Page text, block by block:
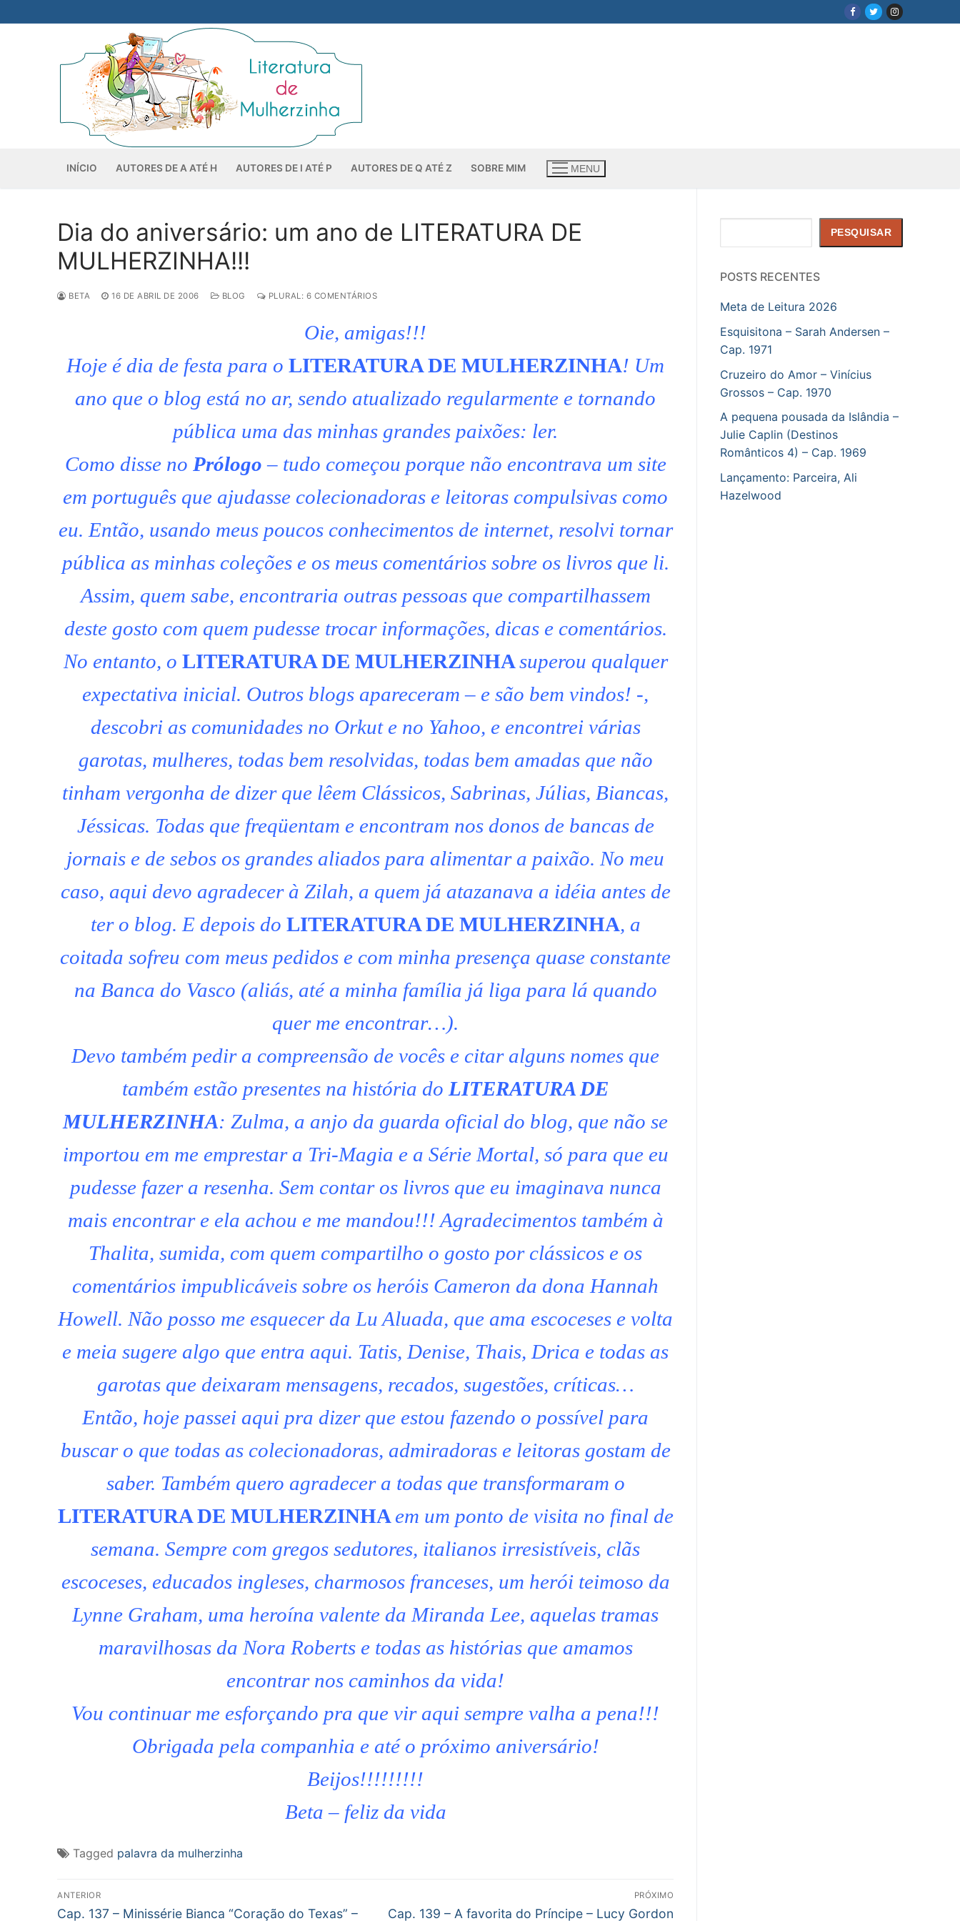
para
INÍCIO AUTORES DE A ATÉ H AUTORES DE I ATÉ P AUTORES DE Q ATÉ Z SOBRE MIM MENU
Dia do aniversário: um ano de LITERATURA DE
MULHERZINHA!!!
BETA 16 DE ABRIL DE 2006 BLOG PLURAL: 6 COMENTÁRIOS
Oie, amigas!!!
Hoje é dia de festa para o LITERATURA DE MULHERZINHA! Um
ano que o blog está no ar, sendo atualizado regularmente e tornando
pública uma das minhas grandes paixões: ler.
Como disse no Prólogo – tudo começou porque não encontrava um site
em português que ajudasse colecionadoras e leitoras compulsivas como
eu. Então, usando meus poucos conhecimentos de internet, resolvi tornar
pública as minhas coleções e os meus comentários sobre os livros que li.
Assim, quem sabe, encontraria outras pessoas que compartilhassem
deste gosto com quem pudesse trocar informações, dicas e comentários.
No entanto, o LITERATURA DE MULHERZINHAsuperou qualquer
expectativa inicial. Outros blogs apareceram – e são bem vindos! -,
descobri as comunidades no Orkut e no Yahoo, e encontrei várias
garotas, mulheres, todas bem resolvidas, todas bem amadas que não
tinham vergonha de dizer que lêem Clássicos, Sabrinas, Júlias, Biancas,
Jéssicas. Todas que freqüentam e encontram nos donos de bancas de
jornais e de sebos os grandes aliados para alimentar a paixão. No meu
caso, aqui devo agradecer à Zilah, a quem já atazanava a idéia antes de
ter o blog. E depois do LITERATURA DE MULHERZINHA, a
coitada sofreu com meus pedidos e com minha presença quase constante
na Banca do Vasco (aliás, até a minha família já liga para lá quando
quer me encontrar…).
Devo também pedir a compreensão de vocês e citar alguns nomes que
também estão presentes na história do LITERATURA DE
MULHERZINHA: Zulma, a anjo da guarda oficial do blog, que não se
importou em me emprestar a Tri-Magia e a Série Mortal, só para que eu
pudesse fazer a resenha. Sem contar os livros que eu imaginava nunca
mais encontrar e ela achou e me mandou!!! Agradecimentos também à
Thalita, sumida, com quem compartilho o gosto por clássicos e os
comentários impublicáveis sobre os heróis Cameron da dona Hannah
Howell. Não posso me esquecer da Lu Aluada, que ama escoceses e volta
e meia sugere algo que entra aqui. Tatis, Denise, Thais, Drica e todas as
garotas que deixaram mensagens, recados, sugestões, críticas…
Então, hoje passei aqui pra dizer que estou fazendo o possível para
buscar o que todas as colecionadoras, admiradoras e leitoras gostam de
saber. Também quero agradecer a todas que transformaram o
LITERATURA DE MULHERZINHA em um ponto de visita no final de
semana. Sempre com gregos sedutores, italianos irresistíveis, clãs
escoceses, educados ingleses, charmosos franceses, um herói teimoso da
Lynne Graham, uma heroína valente da Miranda Lee, aquelas tramas
maravilhosas da Nora Roberts e todas as histórias que amamos
encontrar nos caminhos da vida!
Vou continuar me esforçando pra que vir aqui sempre valha a pena!!!
Obrigada pela companhia e até o próximo aniversário!
Beijos!!!!!!!!!
Beta – feliz da vida
Tagged palavra da mulherzinha
Navegação
ANTERIOR
Post
Cap. 137 – Minissérie Bianca “Coração do Texas” –
PRÓXIMO
Próximo
Cap. 139 – A favorita do Príncipe – Lucy Gordon
PESQUISAR
POSTS RECENTES
Meta de Leitura 2026
Esquisitona – Sarah Andersen –
Cap. 1971
Cruzeiro do Amor – Vinícius
Grossos – Cap. 1970
A pequena pousada da Islândia –
Julie Caplin (Destinos
Românticos 4) – Cap. 1969
Lançamento: Parceira, Ali
Hazelwood